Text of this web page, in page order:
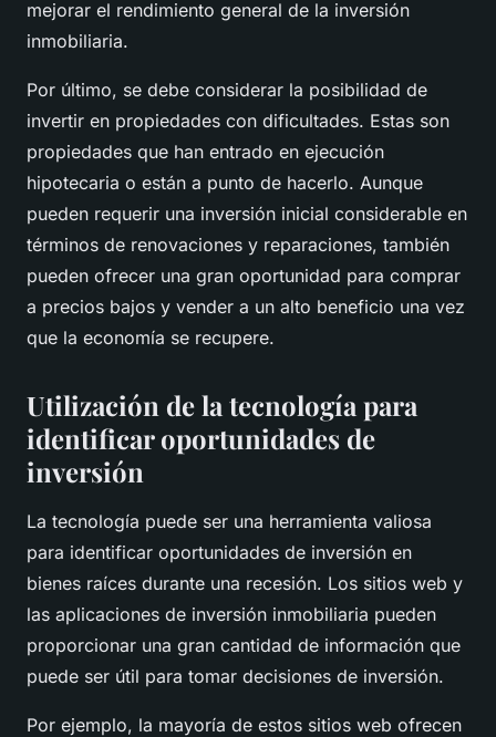
mejorar el rendimiento general de la inversión
inmobiliaria.
Por último, se debe considerar la posibilidad de
invertir en propiedades con dificultades. Estas son
propiedades que han entrado en ejecución
hipotecaria o están a punto de hacerlo. Aunque
pueden requerir una inversión inicial considerable en
términos de renovaciones y reparaciones, también
pueden ofrecer una gran oportunidad para comprar
a precios bajos y vender a un alto beneficio una vez
que la economía se recupere.
Utilización de la tecnología para
identificar oportunidades de
inversión
La tecnología puede ser una herramienta valiosa
para identificar oportunidades de inversión en
bienes raíces durante una recesión. Los sitios web y
las aplicaciones de inversión inmobiliaria pueden
proporcionar una gran cantidad de información que
puede ser útil para tomar decisiones de inversión.
Por ejemplo, la mayoría de estos sitios web ofrecen